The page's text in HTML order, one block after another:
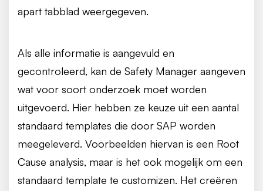
apart tabblad weergegeven.
Als alle informatie is aangevuld en
gecontroleerd, kan de Safety Manager aangeven
wat voor soort onderzoek moet worden
uitgevoerd. Hier hebben ze keuze uit een aantal
standaard templates die door SAP worden
meegeleverd. Voorbeelden hiervan is een Root
Cause analysis, maar is het ook mogelijk om een
standaard template te customizen. Het creëren